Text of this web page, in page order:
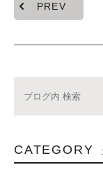
PREV
CATEGORY